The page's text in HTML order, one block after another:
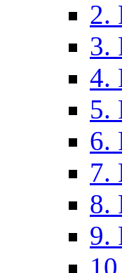
2.
3.
4.
5.
6.
7.
8.
9.